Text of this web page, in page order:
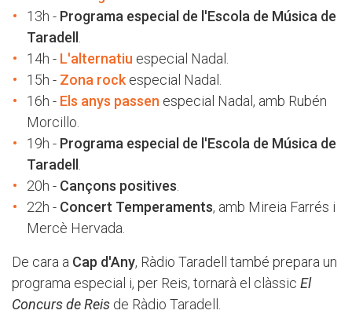
13h - Programa especial de l'Escola de Música de
Taradell .
14h - L'alternatiu especial Nadal.
15h - Zona rockespecial Nadal.
16h - Els anys passen especial Nadal, amb Rubén
Morcillo.
19h - Programa especial de l'Escola de Música de
Taradell .
20h - Cançons positives.
22h - Concert Temperaments, amb Mireia Farrés i
Mercè Hervada.
De cara a Cap d'Any, Ràdio Taradell també prepara un
programa especial i, per Reis, tornarà el clàssic El
Concurs de Reis de Ràdio Taradell.